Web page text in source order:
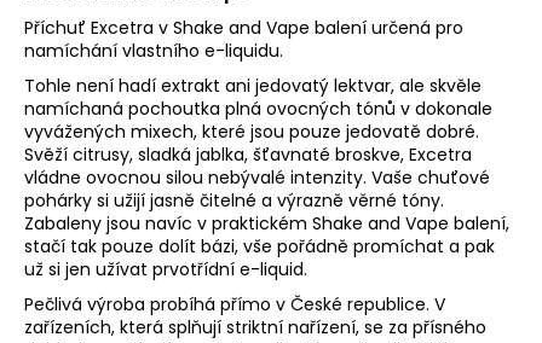
Příchuť Excetra v Shake and Vape balení určená pro
namíchání vlastního e-liquidu.
Tohle není hadí extrakt ani jedovatý lektvar, ale skvěle
namíchaná pochoutka plná ovocných tónů v dokonale
vyvážených mixech, které jsou pouze jedovatě dobré.
Svěží citrusy, sladká jablka, šťavnaté broskve, Excetra
vládne ovocnou silou nebývalé intenzity. Vaše chuťové
pohárky si užijí jasně čitelné a výrazně věrné tóny.
Zabaleny jsou navíc v praktickém Shake and Vape balení,
stačí tak pouze dolít bázi, vše pořádně promíchat a pak
už si jen užívat prvotřídní e-liquid.
Pečlivá výroba probíhá přímo v České republice. V
zařízeních, která splňují striktní nařízení, se za přísného
p
o
t
ř
e
b
u
j
e
t